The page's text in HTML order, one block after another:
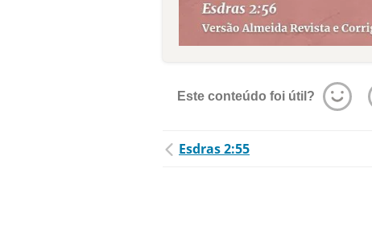
Este conteúdo foi útil?
Esdras 2:55